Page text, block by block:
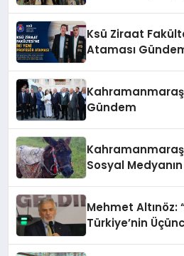
Ksü Ziraat
Ataması
Gündem
Sosyal
Mehmet Altınöz:
Türkiye’nin